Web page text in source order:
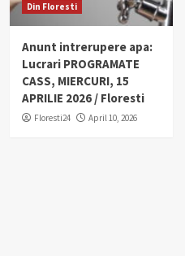
Din Floresti
Anunt intrerupere apa:
Lucrari PROGRAMATE
CASS, MIERCURI, 15
APRILIE 2026 / Floresti
Floresti24 April 10, 2026